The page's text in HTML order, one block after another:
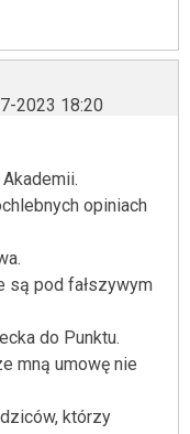
2023 18:20
opiniach
są pod fałszywym
do Punktu.
mną umowę nie
którzy